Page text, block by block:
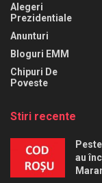
Alegeri
Prezidentiale
Anunturi
Bloguri EMM
Chipuri De
Poveste
Stiri recente
au